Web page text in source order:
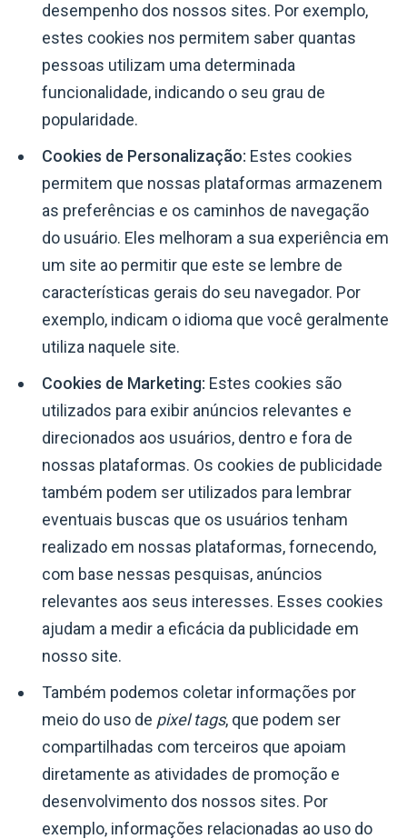
desempenho dos nossos sites. Por exemplo,
estes cookies nos permitem saber quantas
pessoas utilizam uma determinada
funcionalidade, indicando o seu grau de
popularidade.
Cookies de Personalização: Estes cookies
permitem que nossas plataformas armazenem
as preferências e os caminhos de navegação
do usuário. Eles melhoram a sua experiência em
um site ao permitir que este se lembre de
características gerais do seu navegador. Por
exemplo, indicam o idioma que você geralmente
utiliza naquele site.
Cookies de Marketing: Estes cookies são
utilizados para exibir anúncios relevantes e
direcionados aos usuários, dentro e fora de
nossas plataformas. Os cookies de publicidade
também podem ser utilizados para lembrar
eventuais buscas que os usuários tenham
realizado em nossas plataformas, fornecendo,
com base nessas pesquisas, anúncios
relevantes aos seus interesses. Esses cookies
ajudam a medir a eficácia da publicidade em
nosso site.
Também podemos coletar informações por
meio do uso de pixel tags, que podem ser
compartilhadas com terceiros que apoiam
diretamente as atividades de promoção e
desenvolvimento dos nossos sites. Por
exemplo, informações relacionadas ao uso do